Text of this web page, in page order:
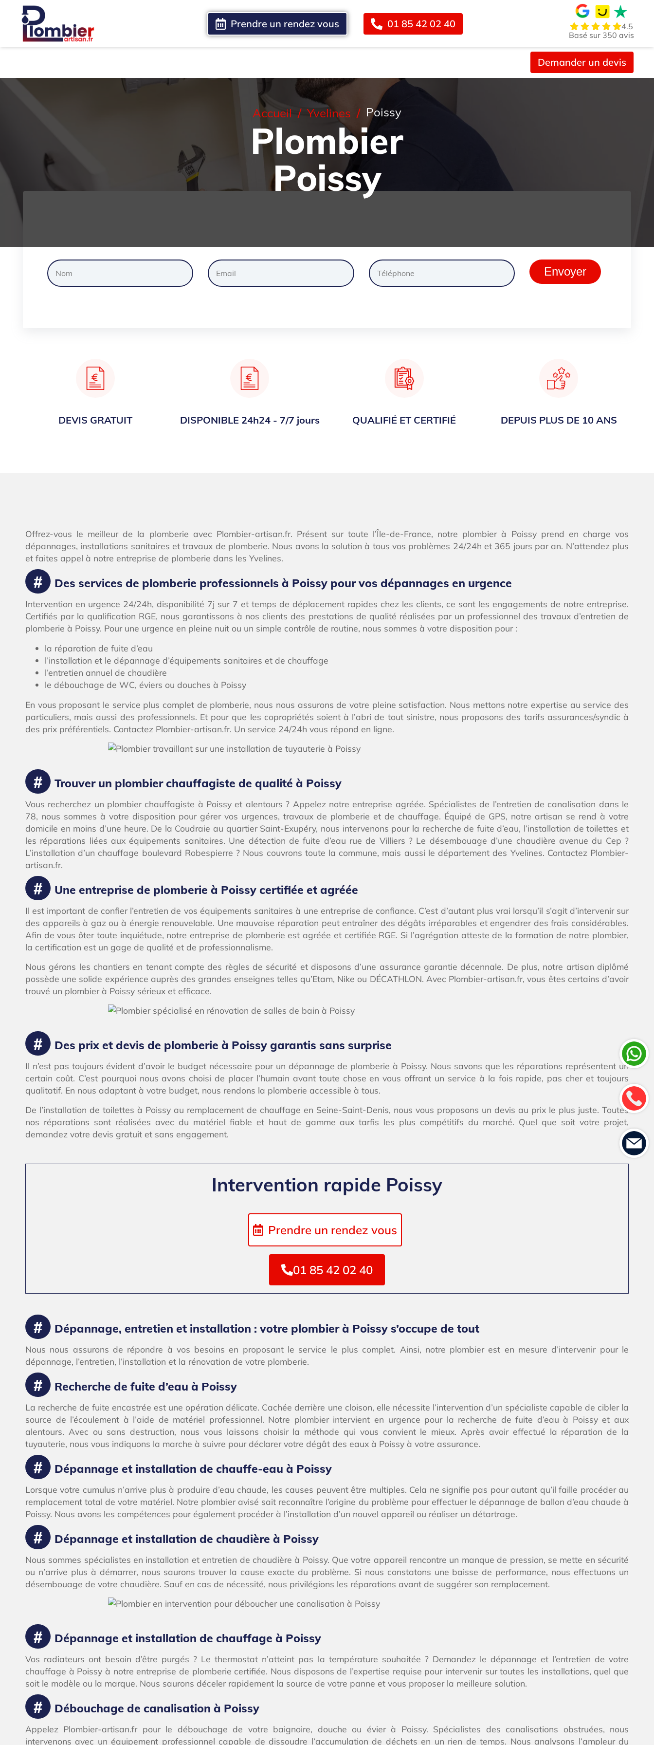
Prendre un rendez vous 01 85 42 02 40
4.5
Basé sur 350 avis
Demander un devis
Accueil Yvelines Poissy
Plombier
Poissy
Demander un devis gratuitement
Envoyer
DEVIS GRATUIT DISPONIBLE 24h24 - 7/7 jours QUALIFIÉ ET CERTIFIÉ DEPUIS PLUS DE 10 ANS
Offrez-vous le meilleur de la plomberie avec Plombier-artisan.fr. Présent sur toute l’Île-de-France, notre plombier à Poissy prend en charge vos
dépannages, installations sanitaires et travaux de plomberie. Nous avons la solution à tous vos problèmes 24/24h et 365 jours par an. N’attendez plus
et faites appel à notre entreprise de plomberie dans les Yvelines.
Des services de plomberie professionnels à Poissy pour vos dépannages en urgence
Intervention en urgence 24/24h, disponibilité 7j sur 7 et temps de déplacement rapides chez les clients, ce sont les engagements de notre entreprise.
Certifiés par la qualification RGE, nous garantissons à nos clients des prestations de qualité réalisées par un professionnel des travaux d’entretien de
plomberie à Poissy. Pour une urgence en pleine nuit ou un simple contrôle de routine, nous sommes à votre disposition pour :
la réparation de fuite d’eau
l’installation et le dépannage d’équipements sanitaires et de chauffage
l’entretien annuel de chaudière
le débouchage de WC, éviers ou douches à Poissy
En vous proposant le service plus complet de plomberie, nous nous assurons de votre pleine satisfaction. Nous mettons notre expertise au service des
particuliers, mais aussi des professionnels. Et pour que les copropriétés soient à l’abri de tout sinistre, nous proposons des tarifs assurances/syndic à
des prix préférentiels. Contactez Plombier-artisan.fr. Un service 24/24h vous répond en ligne.
Trouver un plombier chauffagiste de qualité à Poissy
Vous recherchez un plombier chauffagiste à Poissy et alentours ? Appelez notre entreprise agréée. Spécialistes de l’entretien de canalisation dans le
78, nous sommes à votre disposition pour gérer vos urgences, travaux de plomberie et de chauffage. Équipé de GPS, notre artisan se rend à votre
domicile en moins d’une heure. De la Coudraie au quartier Saint-Exupéry, nous intervenons pour la recherche de fuite d’eau, l’installation de toilettes et
les réparations liées aux équipements sanitaires. Une détection de fuite d’eau rue de Villiers ? Le désembouage d’une chaudière avenue du Cep ?
L’installation d’un chauffage boulevard Robespierre ? Nous couvrons toute la commune, mais aussi le département des Yvelines. Contactez Plombier-
artisan.fr.
Une entreprise de plomberie à Poissy certifiée et agréée
Il est important de confier l’entretien de vos équipements sanitaires à une entreprise de confiance. C’est d’autant plus vrai lorsqu’il s’agit d’intervenir sur
des appareils à gaz ou à énergie renouvelable. Une mauvaise réparation peut entraîner des dégâts irréparables et engendrer des frais considérables.
Afin de vous ôter toute inquiétude, notre entreprise de plomberie est agréée et certifiée RGE. Si l’agrégation atteste de la formation de notre plombier,
la certification est un gage de qualité et de professionnalisme.
Nous gérons les chantiers en tenant compte des règles de sécurité et disposons d’une assurance garantie décennale. De plus, notre artisan diplômé
possède une solide expérience auprès des grandes enseignes telles qu’Etam, Nike ou DÉCATHLON. Avec Plombier-artisan.fr, vous êtes certains d’avoir
trouvé un plombier à Poissy sérieux et efficace.
Des prix et devis de plomberie à Poissy garantis sans surprise
Il n’est pas toujours évident d’avoir le budget nécessaire pour un dépannage de plomberie à Poissy. Nous savons que les réparations représentent un
certain coût. C’est pourquoi nous avons choisi de placer l’humain avant toute chose en vous offrant un service à la fois rapide, pas cher et toujours
qualitatif. En nous adaptant à votre budget, nous rendons la plomberie accessible à tous.
De l’installation de toilettes à Poissy au remplacement de chauffage en Seine-Saint-Denis, nous vous proposons un devis au prix le plus juste. Toutes
nos réparations sont réalisées avec du matériel fiable et haut de gamme aux tarfis les plus compétitifs du marché. Quel que soit votre projet,
demandez votre devis gratuit et sans engagement.
Intervention rapide Poissy
Prendre un rendez vous
01 85 42 02 40
Dépannage, entretien et installation : votre plombier à Poissy s’occupe de tout
Nous nous assurons de répondre à vos besoins en proposant le service le plus complet. Ainsi, notre plombier est en mesure d’intervenir pour le
dépannage, l’entretien, l’installation et la rénovation de votre plomberie.
Recherche de fuite d’eau à Poissy
La recherche de fuite encastrée est une opération délicate. Cachée derrière une cloison, elle nécessite l’intervention d’un spécialiste capable de cibler la
source de l’écoulement à l’aide de matériel professionnel. Notre plombier intervient en urgence pour la recherche de fuite d’eau à Poissy et aux
alentours. Avec ou sans destruction, nous vous laissons choisir la méthode qui vous convient le mieux. Après avoir effectué la réparation de la
tuyauterie, nous vous indiquons la marche à suivre pour déclarer votre dégât des eaux à Poissy à votre assurance.
Dépannage et installation de chauffe-eau à Poissy
Lorsque votre cumulus n’arrive plus à produire d’eau chaude, les causes peuvent être multiples. Cela ne signifie pas pour autant qu’il faille procéder au
remplacement total de votre matériel. Notre plombier avisé sait reconnaître l’origine du problème pour effectuer le dépannage de ballon d’eau chaude à
Poissy. Nous avons les compétences pour également procéder à l’installation d’un nouvel appareil ou réaliser un détartrage.
Dépannage et installation de chaudière à Poissy
Nous sommes spécialistes en installation et entretien de chaudière à Poissy. Que votre appareil rencontre un manque de pression, se mette en sécurité
ou n’arrive plus à démarrer, nous saurons trouver la cause exacte du problème. Si nous constatons une baisse de performance, nous effectuons un
désembouage de votre chaudière. Sauf en cas de nécessité, nous privilégions les réparations avant de suggérer son remplacement.
Dépannage et installation de chauffage à Poissy
Vos radiateurs ont besoin d’être purgés ? Le thermostat n’atteint pas la température souhaitée ? Demandez le dépannage et l’entretien de votre
chauffage à Poissy à notre entreprise de plomberie certifiée. Nous disposons de l’expertise requise pour intervenir sur toutes les installations, quel que
soit le modèle ou la marque. Nous saurons déceler rapidement la source de votre panne et vous proposer la meilleure solution.
Débouchage de canalisation à Poissy
Appelez Plombier-artisan.fr pour le débouchage de votre baignoire, douche ou évier à Poissy. Spécialistes des canalisations obstruées, nous
intervenons avec un équipement professionnel capable de dissoudre l’accumulation de déchets en un rien de temps. Nous analysons l’ampleur du